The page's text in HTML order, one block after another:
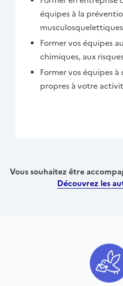
équipes à la
Former vos équipes
chimiques, aux
Former vos équipes
propres à votre
Vous souhaitez être
Découvrez les